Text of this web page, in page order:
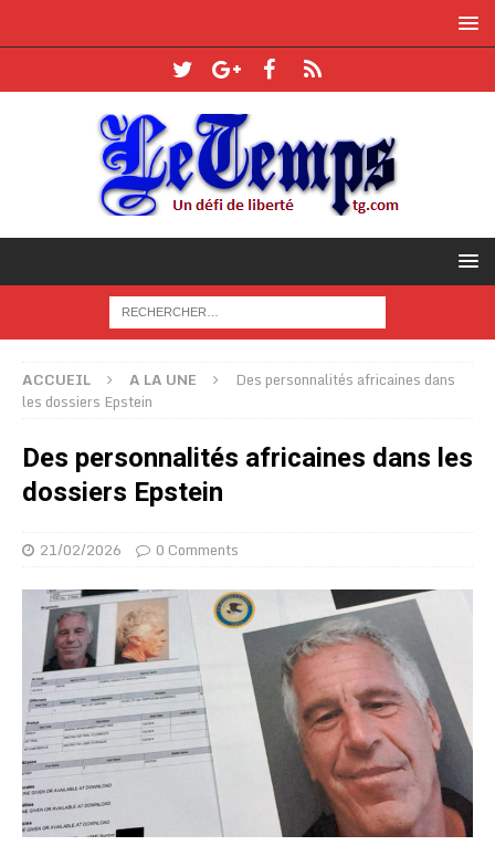
ACCUEIL A LA UNE
Des personnalités africaines dans
les dossiers Epstein
Des personnalités africaines dans les
dossiers Epstein
21/02/2026 0 Comments